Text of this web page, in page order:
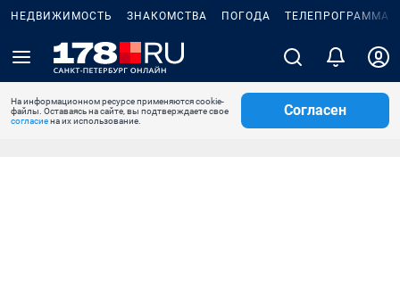
НЕДВИЖИМОСТЬ ЗНАКОМСТВА ПОГОДА ТЕЛЕПРОГРАММА
На информационном ресурсе применяются cookie-
файлы. Оставаясь на сайте, вы подтверждаете свое
согласиена их использование.
Согласен